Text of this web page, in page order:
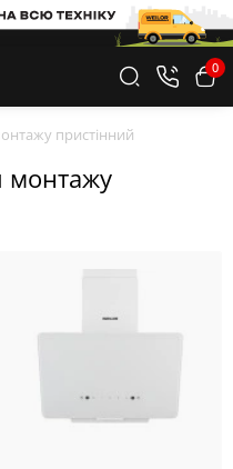
0
пристінний
монтажу